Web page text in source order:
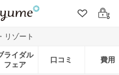
クリップ
ログ
リゾート
ライダル
フェア
口コミ 費用